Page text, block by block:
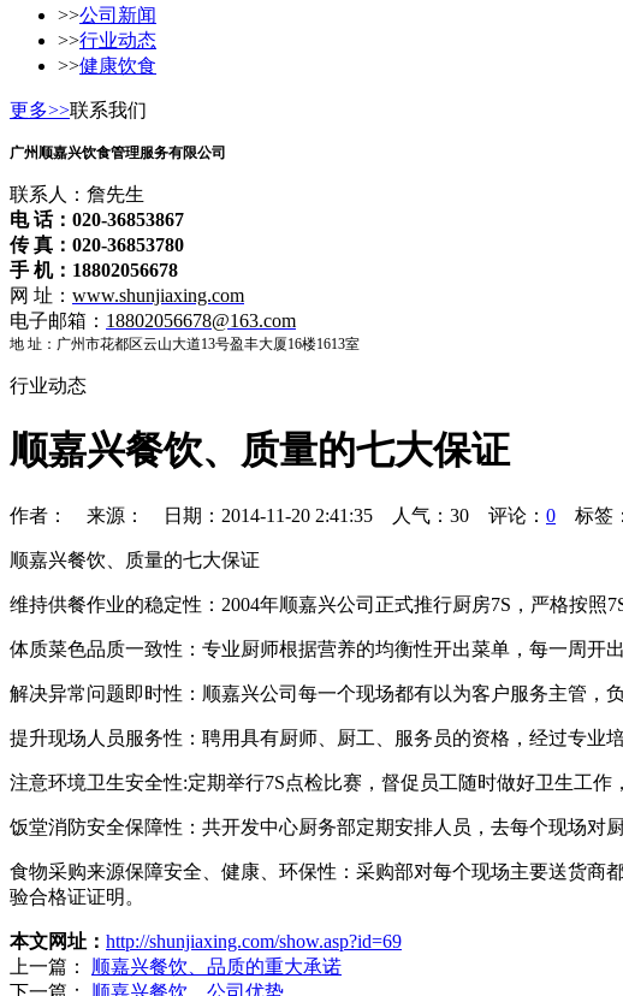
>>公司新闻
>>行业动态
>>健康饮食
更多>>联系我们
广州顺嘉兴饮食管理服务有限公司
联系人：詹先生
电 话：020-36853867
传 真：020-36853780
手 机：18802056678
网 址： www.shunjiaxing.com
电子邮箱： 18802056678@163.com
地 址：广州市花都区云山大道13号盈丰大厦16楼1613室
行业动态
顺嘉兴餐饮、质量的七大保证
作者： 来源： 日期：2014-11-20 2:41:35 人气： 30 评论： 0 标签：
顺嘉兴餐饮、质量的七大保证
维持供餐作业的稳定性：2004年顺嘉兴公司正式推行厨房7S，严格按照
体质菜色品质一致性：专业厨师根据营养的均衡性开出菜单，每一周开
解决异常问题即时性：顺嘉兴公司每一个现场都有以为客户服务主管，
提升现场人员服务性：聘用具有厨师、厨工、服务员的资格，经过专业
注意环境卫生安全性:定期举行7S点检比赛，督促员工随时做好卫生工作
饭堂消防安全保障性：共开发中心厨务部定期安排人员，去每个现场对
食物采购来源保障安全、健康、环保性：采购部对每个现场主要送货
验合格证证明。
本文网址： http://shunjiaxing.com/show.asp?id=69
上一篇： 顺嘉兴餐饮、品质的重大承诺
下一篇：
顺嘉兴餐饮、公司优势